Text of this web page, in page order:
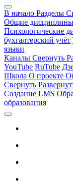
В начало Разделы
Общие дисциплины
Психологические
бухгалтерский учёт
языки
Каналы Свернуть
YouTube RuTube
Школа О проекте
Свернуть
Создание LMS
образования